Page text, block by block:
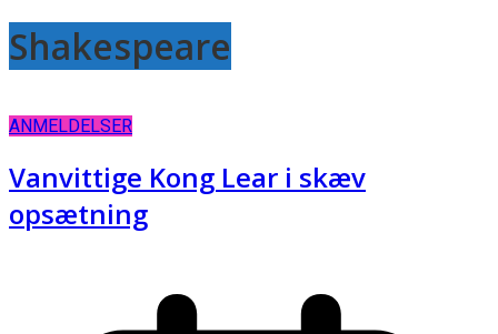
Shakespeare
ANMELDELSER
Vanvittige Kong Lear i skæv
opsætning